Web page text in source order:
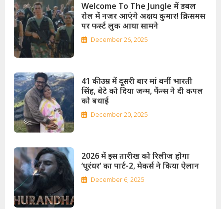
Welcome To The Jungle में डबल
रोल में नजर आएंगे अक्षय कुमार! क्रिसमस
पर फर्स्‍ट लुक आया सामने
December 26, 2025
41 की उम्र में दूसरी बार मां बनीं भारती
सिंह, बेटे को दिया जन्म, फैंन्स ने दी कपल
को बधाई
December 20, 2025
2026 में इस तारीख को रिलीज होगा
‘धुरंधर’ का पार्ट-2, मेकर्स ने किया ऐलान
December 6, 2025